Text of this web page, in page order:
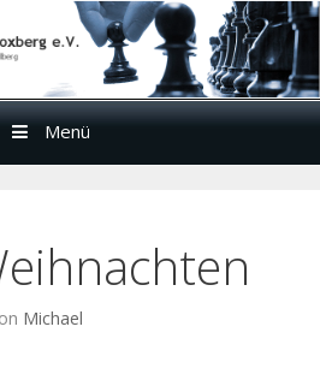
Menü
Michael